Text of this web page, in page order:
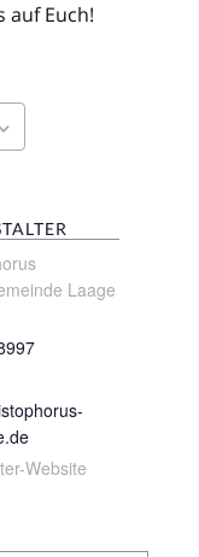
auf Euch!
Laage
Website